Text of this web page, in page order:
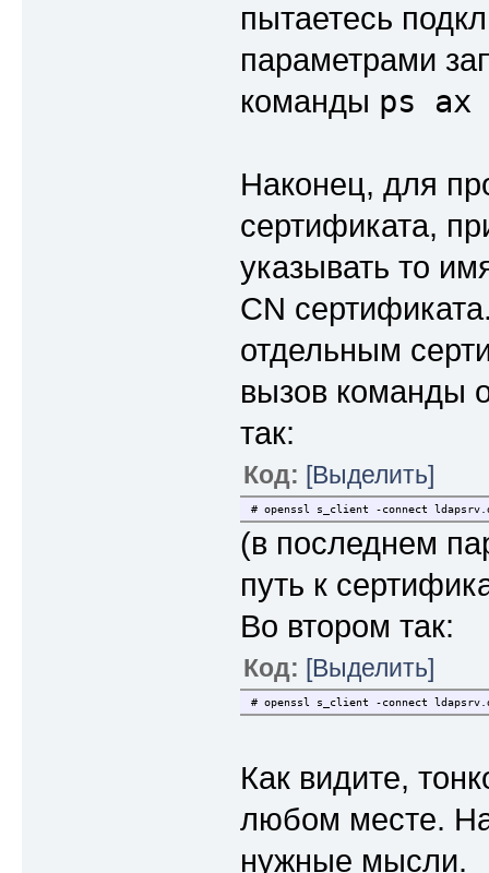
пытаетесь
параметрами
команды ps
Наконец, для
сертификата,
указывать то
CN
отдельным
вызов команды
так:
Код: [Выделить]
# openssl s_client -connect
(в последнем
путь к
Во втором так:
Код: [Выделить]
# openssl s_client -connect
Как видите,
любом месте.
нужные мысли.